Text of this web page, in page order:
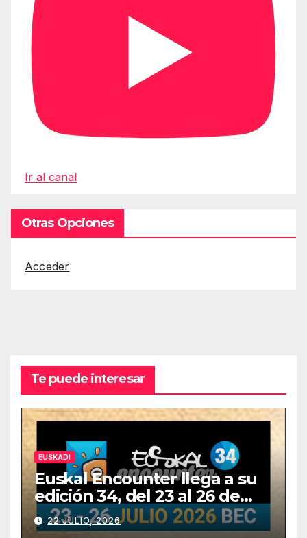
Ir al canal
Otras Opciones
Acceder
Te puede interesar
EUSKADI
Euskal Encounter llega a su
edición 34, del 23 al 26 de
julio
22 JULIO, 2026